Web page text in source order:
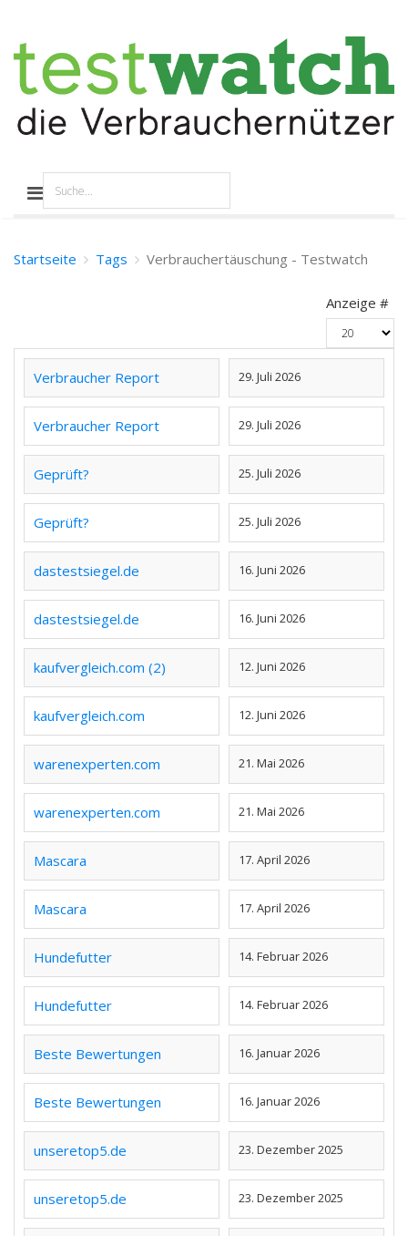
Startseite Tags Verbrauchertäuschung - Testwatch
Anzeige #
Verbraucher Report 29. Juli 2026
Verbraucher Report 29. Juli 2026
Geprüft? 25. Juli 2026
Geprüft? 25. Juli 2026
dastestsiegel.de 16. Juni 2026
dastestsiegel.de 16. Juni 2026
kaufvergleich.com (2) 12. Juni 2026
kaufvergleich.com 12. Juni 2026
warenexperten.com 21. Mai 2026
warenexperten.com 21. Mai 2026
Mascara 17. April 2026
Mascara 17. April 2026
Hundefutter 14. Februar 2026
Hundefutter 14. Februar 2026
Beste Bewertungen 16. Januar 2026
Beste Bewertungen 16. Januar 2026
unseretop5.de 23. Dezember 2025
unseretop5.de 23. Dezember 2025